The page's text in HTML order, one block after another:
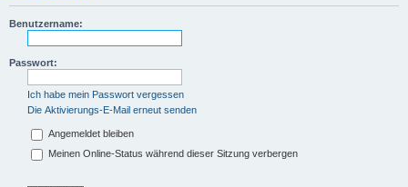
Benutzername:
Passwort:
Ich habe mein Passwort vergessen
Die Aktivierungs-E-Mail erneut senden
Angemeldet bleiben
Meinen Online-Status während dieser Sitzung verbergen